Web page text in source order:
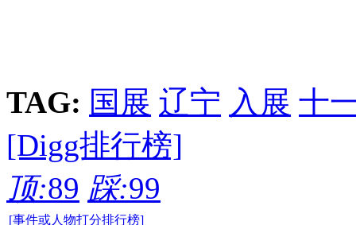
TAG: 国展 辽宁 入展 十
[Digg排行榜]
顶:89 踩:99
[事件或人物打分排行榜]